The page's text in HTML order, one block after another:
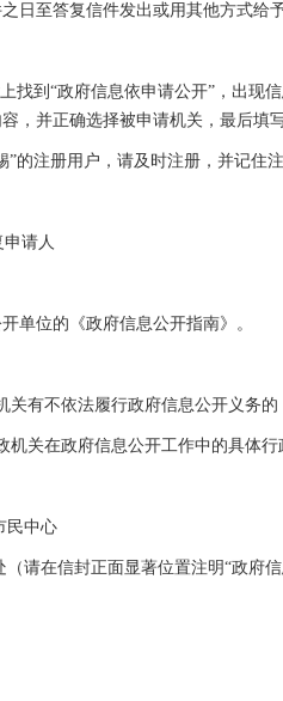
至答复信件发出或用其他方式给予
到“政府信息依申请公开”，出现信
，并正确选择被申请机关，最后填写
注册用户，请及时注册，并记住注
请人
位的《政府信息公开指南》。
不依法履行政府信息公开义务的
在政府信息公开工作中的具体行
民中心
在信封正面显著位置注明“政府信